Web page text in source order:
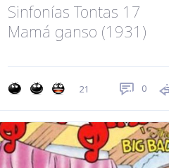
Sinfonías Tontas 17
Mamá ganso (1931)
21 0